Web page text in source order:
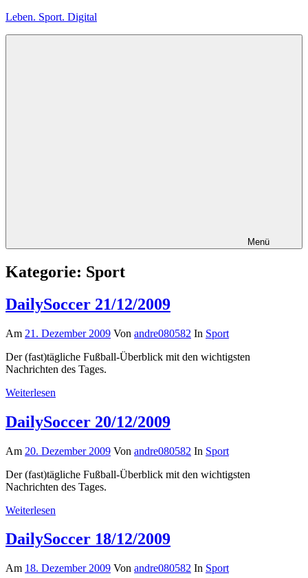
Zum
Leben. Sport. Digital
Menü
Kategorie: Sport
DailySoccer 21/12/2009
Am 21. Dezember 2009 Von andre080582 In Sport
Der (fast)tägliche Fußball-Überblick mit den wichtigsten
Nachrichten des Tages.
Weiterlesen
DailySoccer 20/12/2009
Am 20. Dezember 2009 Von andre080582 In Sport
Der (fast)tägliche Fußball-Überblick mit den wichtigsten
Nachrichten des Tages.
Weiterlesen
DailySoccer 18/12/2009
Am 18. Dezember 2009 Von andre080582 In Sport